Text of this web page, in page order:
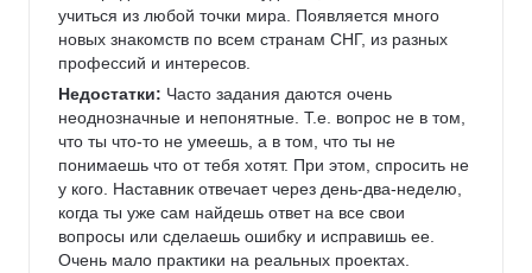
учиться из любой точки мира. Появляется много
новых знакомств по всем странам СНГ, из разных
профессий и интересов.
Недостатки: Часто задания даются очень
неоднозначные и непонятные. Т.е. вопрос не в том,
что ты что-то не умеешь, а в том, что ты не
понимаешь что от тебя хотят. При этом, спросить не
у кого. Наставник отвечает через день-два-неделю,
когда ты уже сам найдешь ответ на все свои
вопросы или сделаешь ошибку и исправишь ее.
Очень мало практики на реальных проектах.